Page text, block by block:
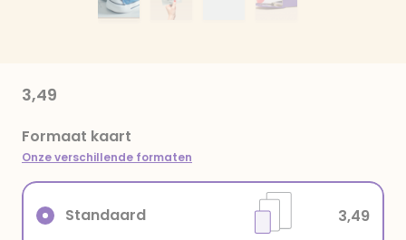
3,49
Formaat kaart
Onze verschillende formaten
Standaard 3,49